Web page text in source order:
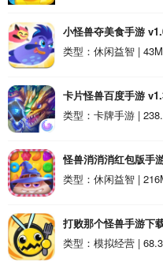
小怪兽夺美食手游
类型：休闲益智 | 43M
卡片怪兽百度手游
类型：卡牌手游 |
怪兽消消消红包版手
载
类型：休闲益智 |
打败那个怪兽手游下
卓版
类型：模拟经营 |